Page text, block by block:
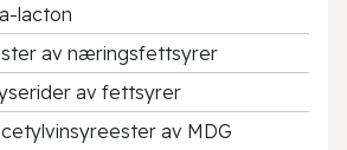
lacton
av næringsfettsyrer
av fettsyrer
av MDG